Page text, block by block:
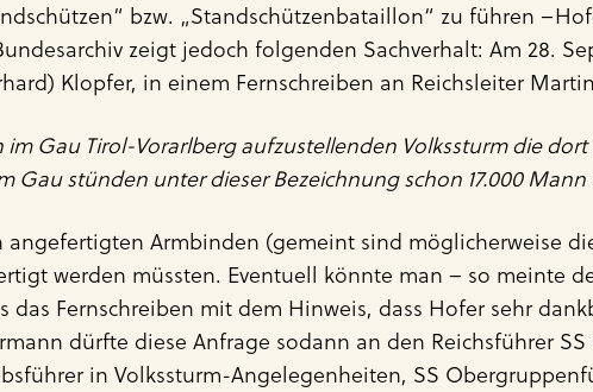
bzw. „Standschützenbataillon“ zu führen
zeigt jedoch folgenden Sachverhalt: Am 28.
Klopfer, in einem Fernschreiben an Reichsleiter
Gau Tirol-Vorarlberg aufzustellenden Volkssturm die
stünden unter dieser Bezeichnung schon 17.000 Mann
Armbinden (gemeint sind möglicherweise
werden müssten. Eventuell könnte man – so meinte
Fernschreiben mit dem Hinweis, dass Hofer sehr
dürfte diese Anfrage sodann an den Reichsführer
in Volkssturm-Angelegenheiten, SS